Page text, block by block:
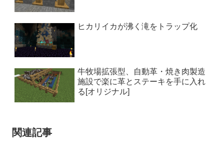
ヒカリイカが沸く滝をトラップ化
牛牧場拡張型、自動革・焼き肉製造
施設で楽に革とステーキを手に入れ
る[オリジナル]
関連記事